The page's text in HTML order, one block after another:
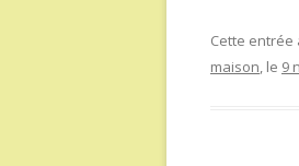
Cette entrée
maison, le 9